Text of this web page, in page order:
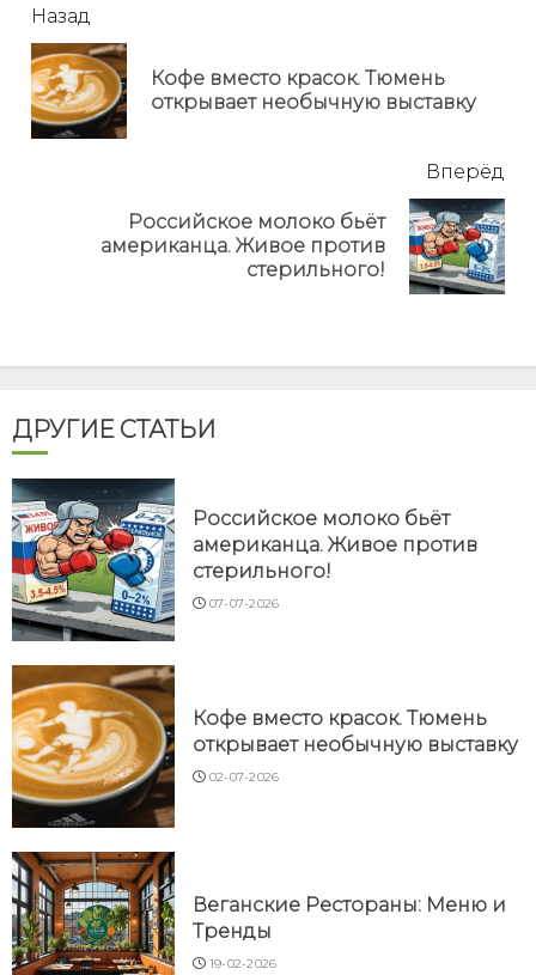
читать
еще
Назад
Кофе вместо красок. Тюмень
открывает необычную выставку
Вперёд
Российское молоко бьёт
американца. Живое против
стерильного!
ДРУГИЕ СТАТЬИ
Российское молоко бьёт
американца. Живое против
стерильного!
07-07-2026
Кофе вместо красок. Тюмень
открывает необычную выставку
02-07-2026
Веганские Рестораны: Меню и
Тренды
19-02-2026